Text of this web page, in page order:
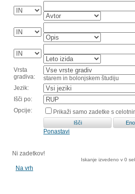
Vrsta
gradiva:
starem in bolonjskem študiju
Jezik:
Išči po:
Opcije:
Prikaži samo zadetke s
Ponastavi
Ni zadetkov!
Iskanje izvedeno v 0
Na vrh